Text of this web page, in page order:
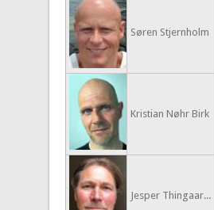
Søren Stjernholm
Kristian Nøhr Birk
Jesper Thingaar...